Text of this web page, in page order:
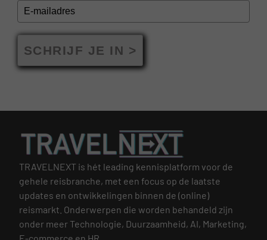
SCHRIJF JE IN >
TRAVELNEXT is hét leading kennisplatform voor de
gehele reisbranche, met een focus op de laatste
updates en ontwikkelingen binnen de (online)
reismarkt. Onderwerpen die worden behandeld zijn
onder meer Technologie, Duurzaamheid, AI, Marketing,